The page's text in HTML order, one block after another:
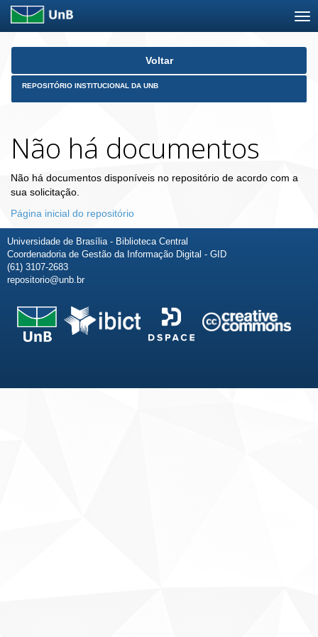
Skip
Voltar
REPOSITÓRIO INSTITUCIONAL DA UNB
Não há documentos
Não há documentos disponíveis no repositório de acordo com a
sua solicitação.
Página inicial do repositório
Universidade de Brasília - Biblioteca Central
Coordenadoria de Gestão da Informação Digital - GID
(61) 3107-2683
repositorio@unb.br